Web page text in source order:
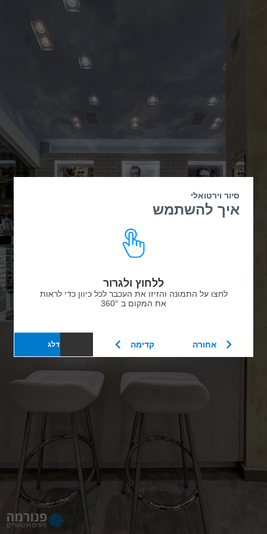
סיור וירטואלי
איך להשתמש
ללחוץ ולגרור
לחצו על התמונה והזיזו את העכבר לכל כיוון כדי לראות
את המקום ב 360°
אחורה קדימה דלג